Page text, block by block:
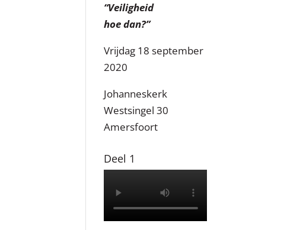
“Veiligheid
hoe dan?”
Vrijdag 18 september
2020
Johanneskerk
Westsingel 30
Amersfoort
Deel 1